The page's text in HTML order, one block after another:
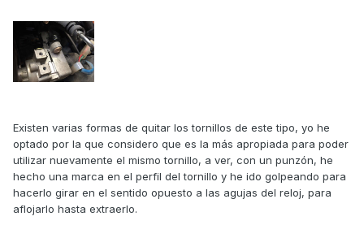
Existen varias formas de quitar los tornillos de este tipo, yo he
optado por la que considero que es la más apropiada para poder
utilizar nuevamente el mismo tornillo, a ver, con un punzón, he
hecho una marca en el perfil del tornillo y he ido golpeando para
hacerlo girar en el sentido opuesto a las agujas del reloj, para
aflojarlo hasta extraerlo.